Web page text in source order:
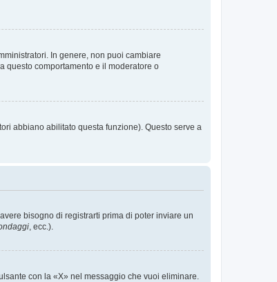
In genere, non puoi cambiare
questo comportamento e il moderatore o
abbiano abilitato questa funzione). Questo serve a
bisogno di registrarti prima di poter inviare un
, ecc.).
con la «X» nel messaggio che vuoi eliminare.